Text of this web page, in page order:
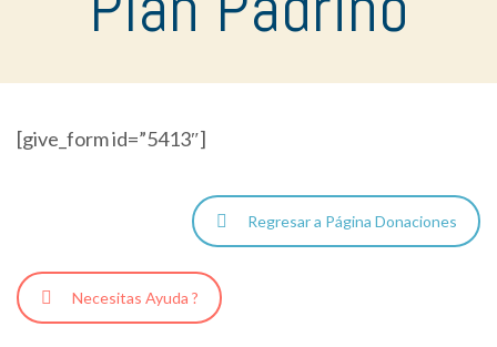
[give_form id=”5413″]
Regresar a Página Donaciones
Necesitas Ayuda ?